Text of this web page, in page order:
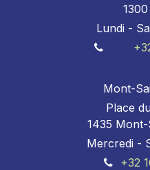
Lundi -
Mont-
Place
1435
Mercredi -
+32